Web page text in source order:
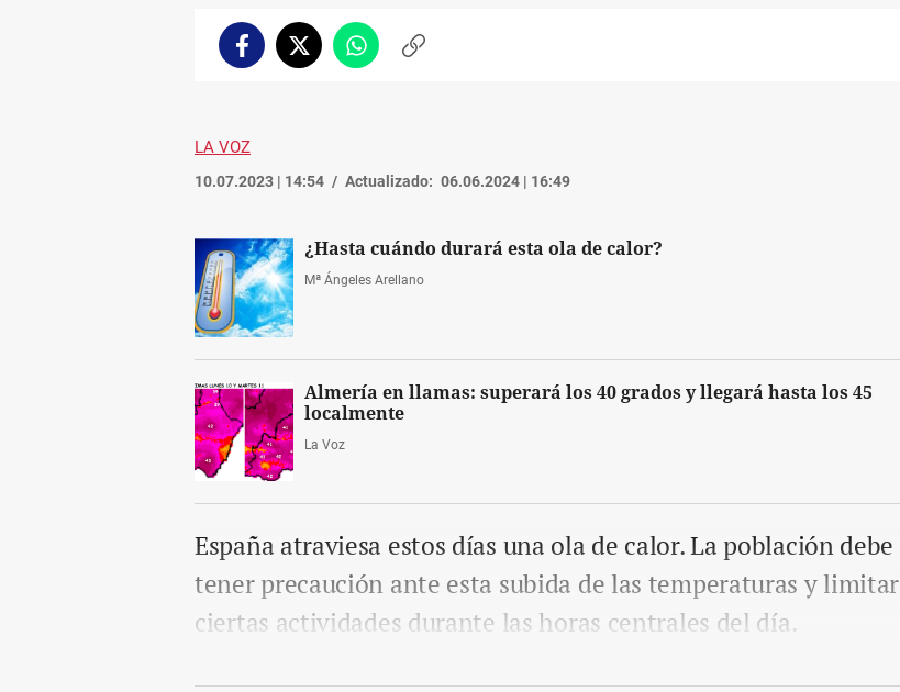
FacebookTwitterWhatsappCopiar
LA VOZ
10.07.2023 | 14:54 Actualizado: 06.06.2024 | 16:49
¿Hasta cuándo durará esta ola de calor?
Mª Ángeles Arellano
Almería en llamas: superará los 40 grados y llegará hasta los 45
localmente
La Voz
España atraviesa estos días una ola de calor. La población debe
tener precaución ante esta subida de las temperaturas y limitar
ciertas actividades durante las horas centrales del día.